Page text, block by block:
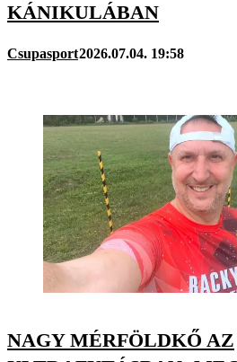
KÁNIKULÁBAN
Csupasport2026.07.04. 19:58
NAGY MÉRFÖLDKŐ AZ